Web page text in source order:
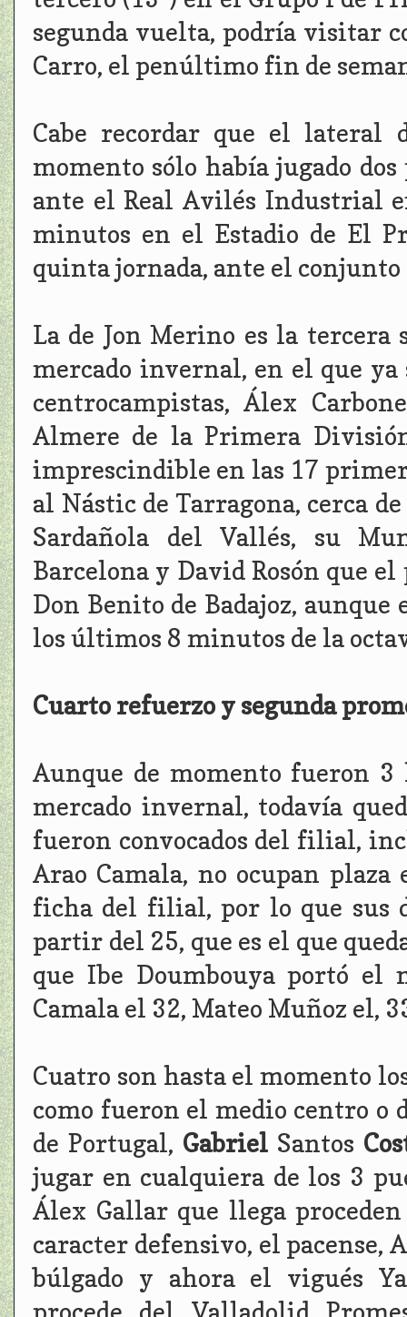
segunda vuelta, podría visitar
Carro, el penúltimo fin de
Cabe recordar que el lateral
momento sólo había jugado
ante el Real Avilés Industrial
minutos en el Estadio de El
quinta jornada, ante el conjunto
La de Jon Merino es la tercera
mercado invernal, en el que
centrocampistas, Álex
Almere de la Primera
imprescindible en las 17
al Nástic de Tarragona, cerca
Sardañola del Vallés, su
Barcelona y David Rosón que
Don Benito de Badajoz,
los últimos 8 minutos de la
Cuarto refuerzo y segunda
Aunque de momento fueron 3
mercado invernal, todavía
fueron convocados del filial,
Arao Camala, no ocupan
ficha del filial, por lo que sus
partir del 25, que es el que
que Ibe Doumbouya portó el
Camala el 32, Mateo Muñoz el,
Cuatro son hasta el momento
como fueron el medio centro o
de Portugal, Gabriel Santos
jugar en cualquiera de los 3
Álex Gallar que llega
caracter defensivo, el pacense,
búlgado y ahora el vigués